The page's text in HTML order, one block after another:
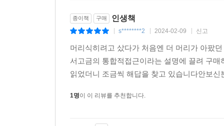
종이책 구매 인생책
s********2 2024-02-09 신고
머리식히려고 샀다가 처음엔 더 머리가 아팠
서고금의 통합적접근이라는 설명에 끌려 구
읽었더니 조금씩 해답을 찾고 있습니다안보
1명이 이 리뷰를 추천합니다.